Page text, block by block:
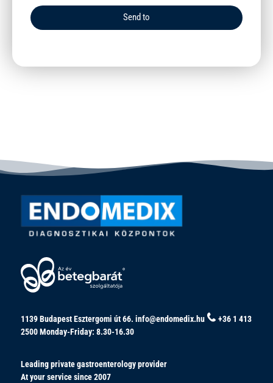
Send to
1139 Budapest Esztergomi út 66. info@endomedix.hu
+36 1 413
2500Monday-Friday: 8.30-16.30
Leading private gastroenterology provider
At your service since 2007